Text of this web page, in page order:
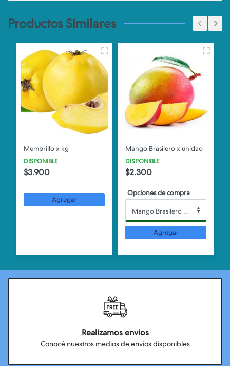
Productos Similares
Membrillo x kg
DISPONIBLE
$3.900
Agregar
Mango Brasilero x unidad
DISPONIBLE
$2.300
Opciones de compra
Mango Brasilero x unidad
Agregar
Realizamos envios
Conocé nuestros medios de envios disponibles